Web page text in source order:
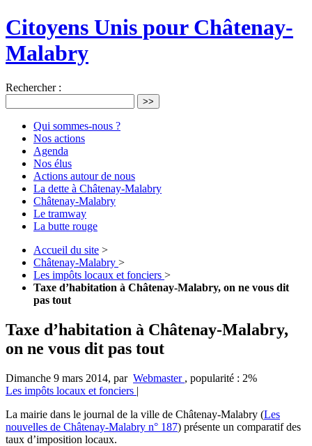
Citoyens Unis pour Châtenay-
Malabry
Rechercher :
>>
Qui sommes-nous ?
Nos actions
Agenda
Nos élus
Actions autour de nous
La dette à Châtenay-Malabry
Châtenay-Malabry
Le tramway
La butte rouge
Accueil du site >
Châtenay-Malabry >
Les impôts locaux et fonciers >
Taxe d’habitation à Châtenay-Malabry, on ne vous dit
pas tout
Taxe d’habitation à Châtenay-Malabry,
on ne vous dit pas tout
Dimanche 9 mars 2014, par Webmaster , popularité : 2%
Les impôts locaux et fonciers |
La mairie dans le journal de la ville de Châtenay-Malabry (Les
nouvelles de Châtenay-Malabry n° 187) présente un comparatif des
taux d’imposition locaux.